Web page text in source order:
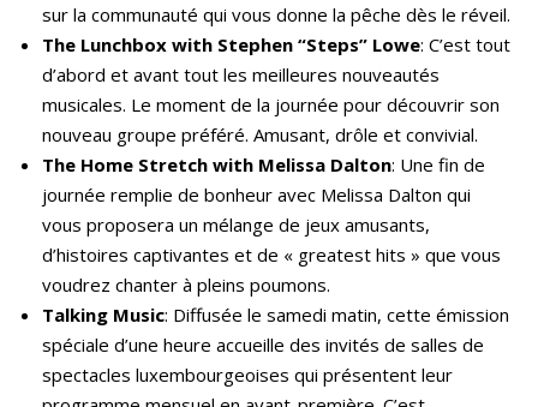
sur la communauté qui vous donne la pêche dès le réveil.
The Lunchbox with Stephen “Steps” Lowe: C’est tout
d’abord et avant tout les meilleures nouveautés
musicales. Le moment de la journée pour découvrir son
nouveau groupe préféré. Amusant, drôle et convivial.
The Home Stretch with Melissa Dalton: Une fin de
journée remplie de bonheur avec Melissa Dalton qui
vous proposera un mélange de jeux amusants,
d’histoires captivantes et de « greatest hits » que vous
voudrez chanter à pleins poumons.
Talking Music: Diffusée le samedi matin, cette émission
spéciale d’une heure accueille des invités de salles de
spectacles luxembourgeoises qui présentent leur